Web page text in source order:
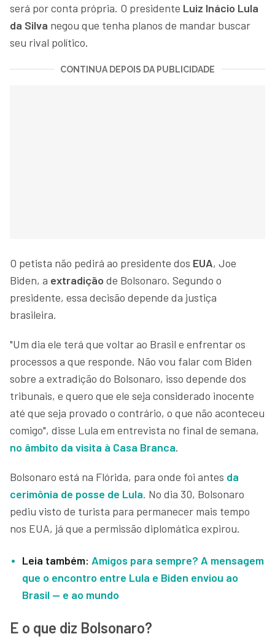
será por conta própria. O presidente Luiz Inácio Lula
da Silva negou que tenha planos de mandar buscar
seu rival político.
CONTINUA DEPOIS DA PUBLICIDADE
O petista não pedirá ao presidente dos EUA, Joe
Biden, a extradição de Bolsonaro. Segundo o
presidente, essa decisão depende da justiça
brasileira.
"Um dia ele terá que voltar ao Brasil e enfrentar os
processos a que responde. Não vou falar com Biden
sobre a extradição do Bolsonaro, isso depende dos
tribunais, e quero que ele seja considerado inocente
até que seja provado o contrário, o que não aconteceu
comigo", disse Lula em entrevista no final de semana,
no âmbito da visita à Casa Branca.
Bolsonaro está na Flórida, para onde foi antes da
cerimônia de posse de Lula. No dia 30, Bolsonaro
pediu visto de turista para permanecer mais tempo
nos EUA, já que a permissão diplomática expirou.
Leia também: Amigos para sempre? A mensagem
que o encontro entre Lula e Biden enviou ao
Brasil — e ao mundo
E o que diz Bolsonaro?